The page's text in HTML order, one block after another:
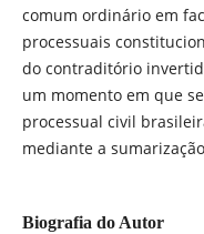
comum ordinário em
processuais
do contraditório
um momento em que
processual civil
mediante a
Biografia do Autor